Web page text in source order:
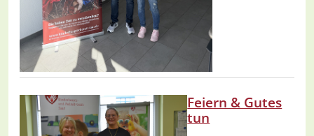
Feiern & Gutes
tun